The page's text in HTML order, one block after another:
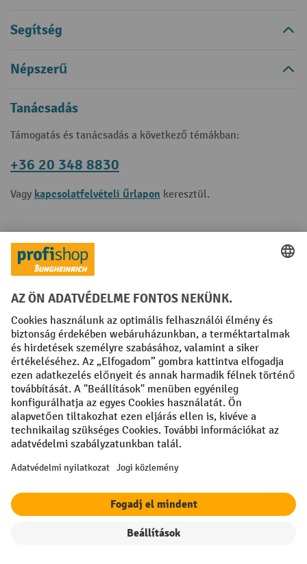
Segítség
Népszerű
Tanácsadás
Támogatás és tanácsadás a következő témákban:
+36 20 348 8830
Vagy kapcsolatfelvételi űrlapon keresztül.
Fizetési lehetőségek
Creditcard (Master)Creditcard (Visa)
Számla
Előrefizetés
Közösségi Média
Facebook
YouTube
LinkedIn
Instagram
Impresszum ÁSZF Adatvédelmi tájékoztató